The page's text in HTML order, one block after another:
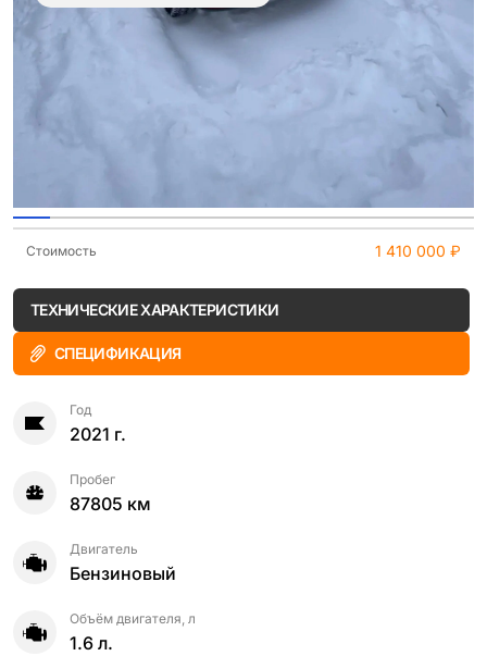
Ещё 8 фото
Стоимость
1 410 000 ₽
ТЕХНИЧЕСКИЕ ХАРАКТЕРИСТИКИ
СПЕЦИФИКАЦИЯ
Год
2021 г.
Пробег
87805 км
Двигатель
Бензиновый
Объём двигателя, л
1.6 л.